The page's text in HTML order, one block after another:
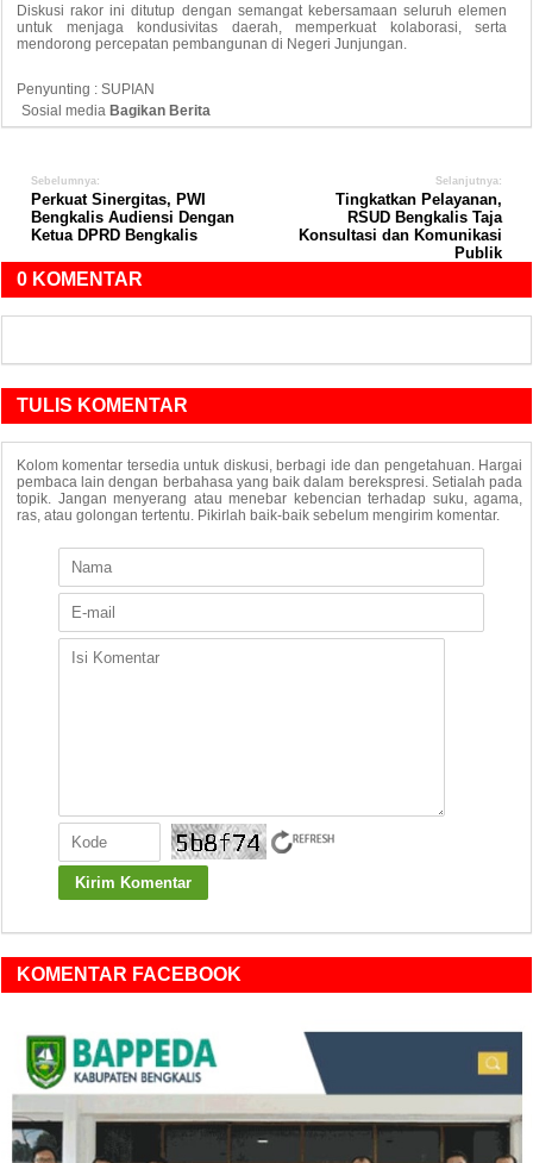
Diskusi rakor ini ditutup dengan semangat kebersamaan seluruh elemen
untuk menjaga kondusivitas daerah, memperkuat kolaborasi, serta
mendorong percepatan pembangunan di Negeri Junjungan.
Penyunting : SUPIAN
Sosial media Bagikan Berita
Sebelumnya:
Perkuat Sinergitas, PWI
Bengkalis Audiensi Dengan
Ketua DPRD Bengkalis
Selanjutnya:
Tingkatkan Pelayanan,
RSUD Bengkalis Taja
Konsultasi dan Komunikasi
Publik
0 KOMENTAR
TULIS KOMENTAR
Kolom komentar tersedia untuk diskusi, berbagi ide dan pengetahuan. Hargai
pembaca lain dengan berbahasa yang baik dalam berekspresi. Setialah pada
topik. Jangan menyerang atau menebar kebencian terhadap suku, agama,
ras, atau golongan tertentu. Pikirlah baik-baik sebelum mengirim komentar.
KOMENTAR FACEBOOK